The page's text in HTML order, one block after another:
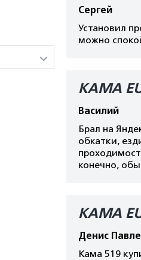
Сергей
Установил
можно
КАМА
Василий
Брал на
обкатки,
конечно,
КАМА
Денис
Кама 519